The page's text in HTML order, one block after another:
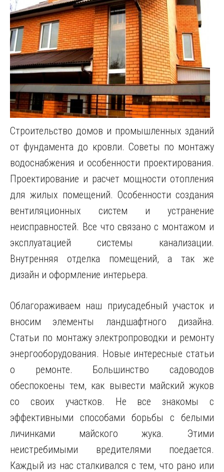
Строительство домов и промышленных зданий
от фундамента до кровли. Советы по монтажу
водоснабжения и особенности проектирования.
Проектирование и расчет мощности отопления
для жилых помещений. Особенности создания
вентиляционных систем и устранение
неисправностей. Все что связано с монтажом и
эксплуатацией системы канализации.
Внутренняя отделка помещений, а так же
дизайн и оформление интерьера.
Облагораживаем наш приусадебный участок и
вносим элементы ландшафтного дизайна.
Статьи по монтажу электропроводки и ремонту
энергооборудования. Новые интересные статьи
о ремонте. Большинство садоводов
обеспокоены тем, как вывести майский жуков
со своих участков. Не все знакомы с
эффективными способами борьбы с белыми
личинками майского жука. Этими
неистребимыми вредителями поедается.
Каждый из нас сталкивался с тем, что рано или